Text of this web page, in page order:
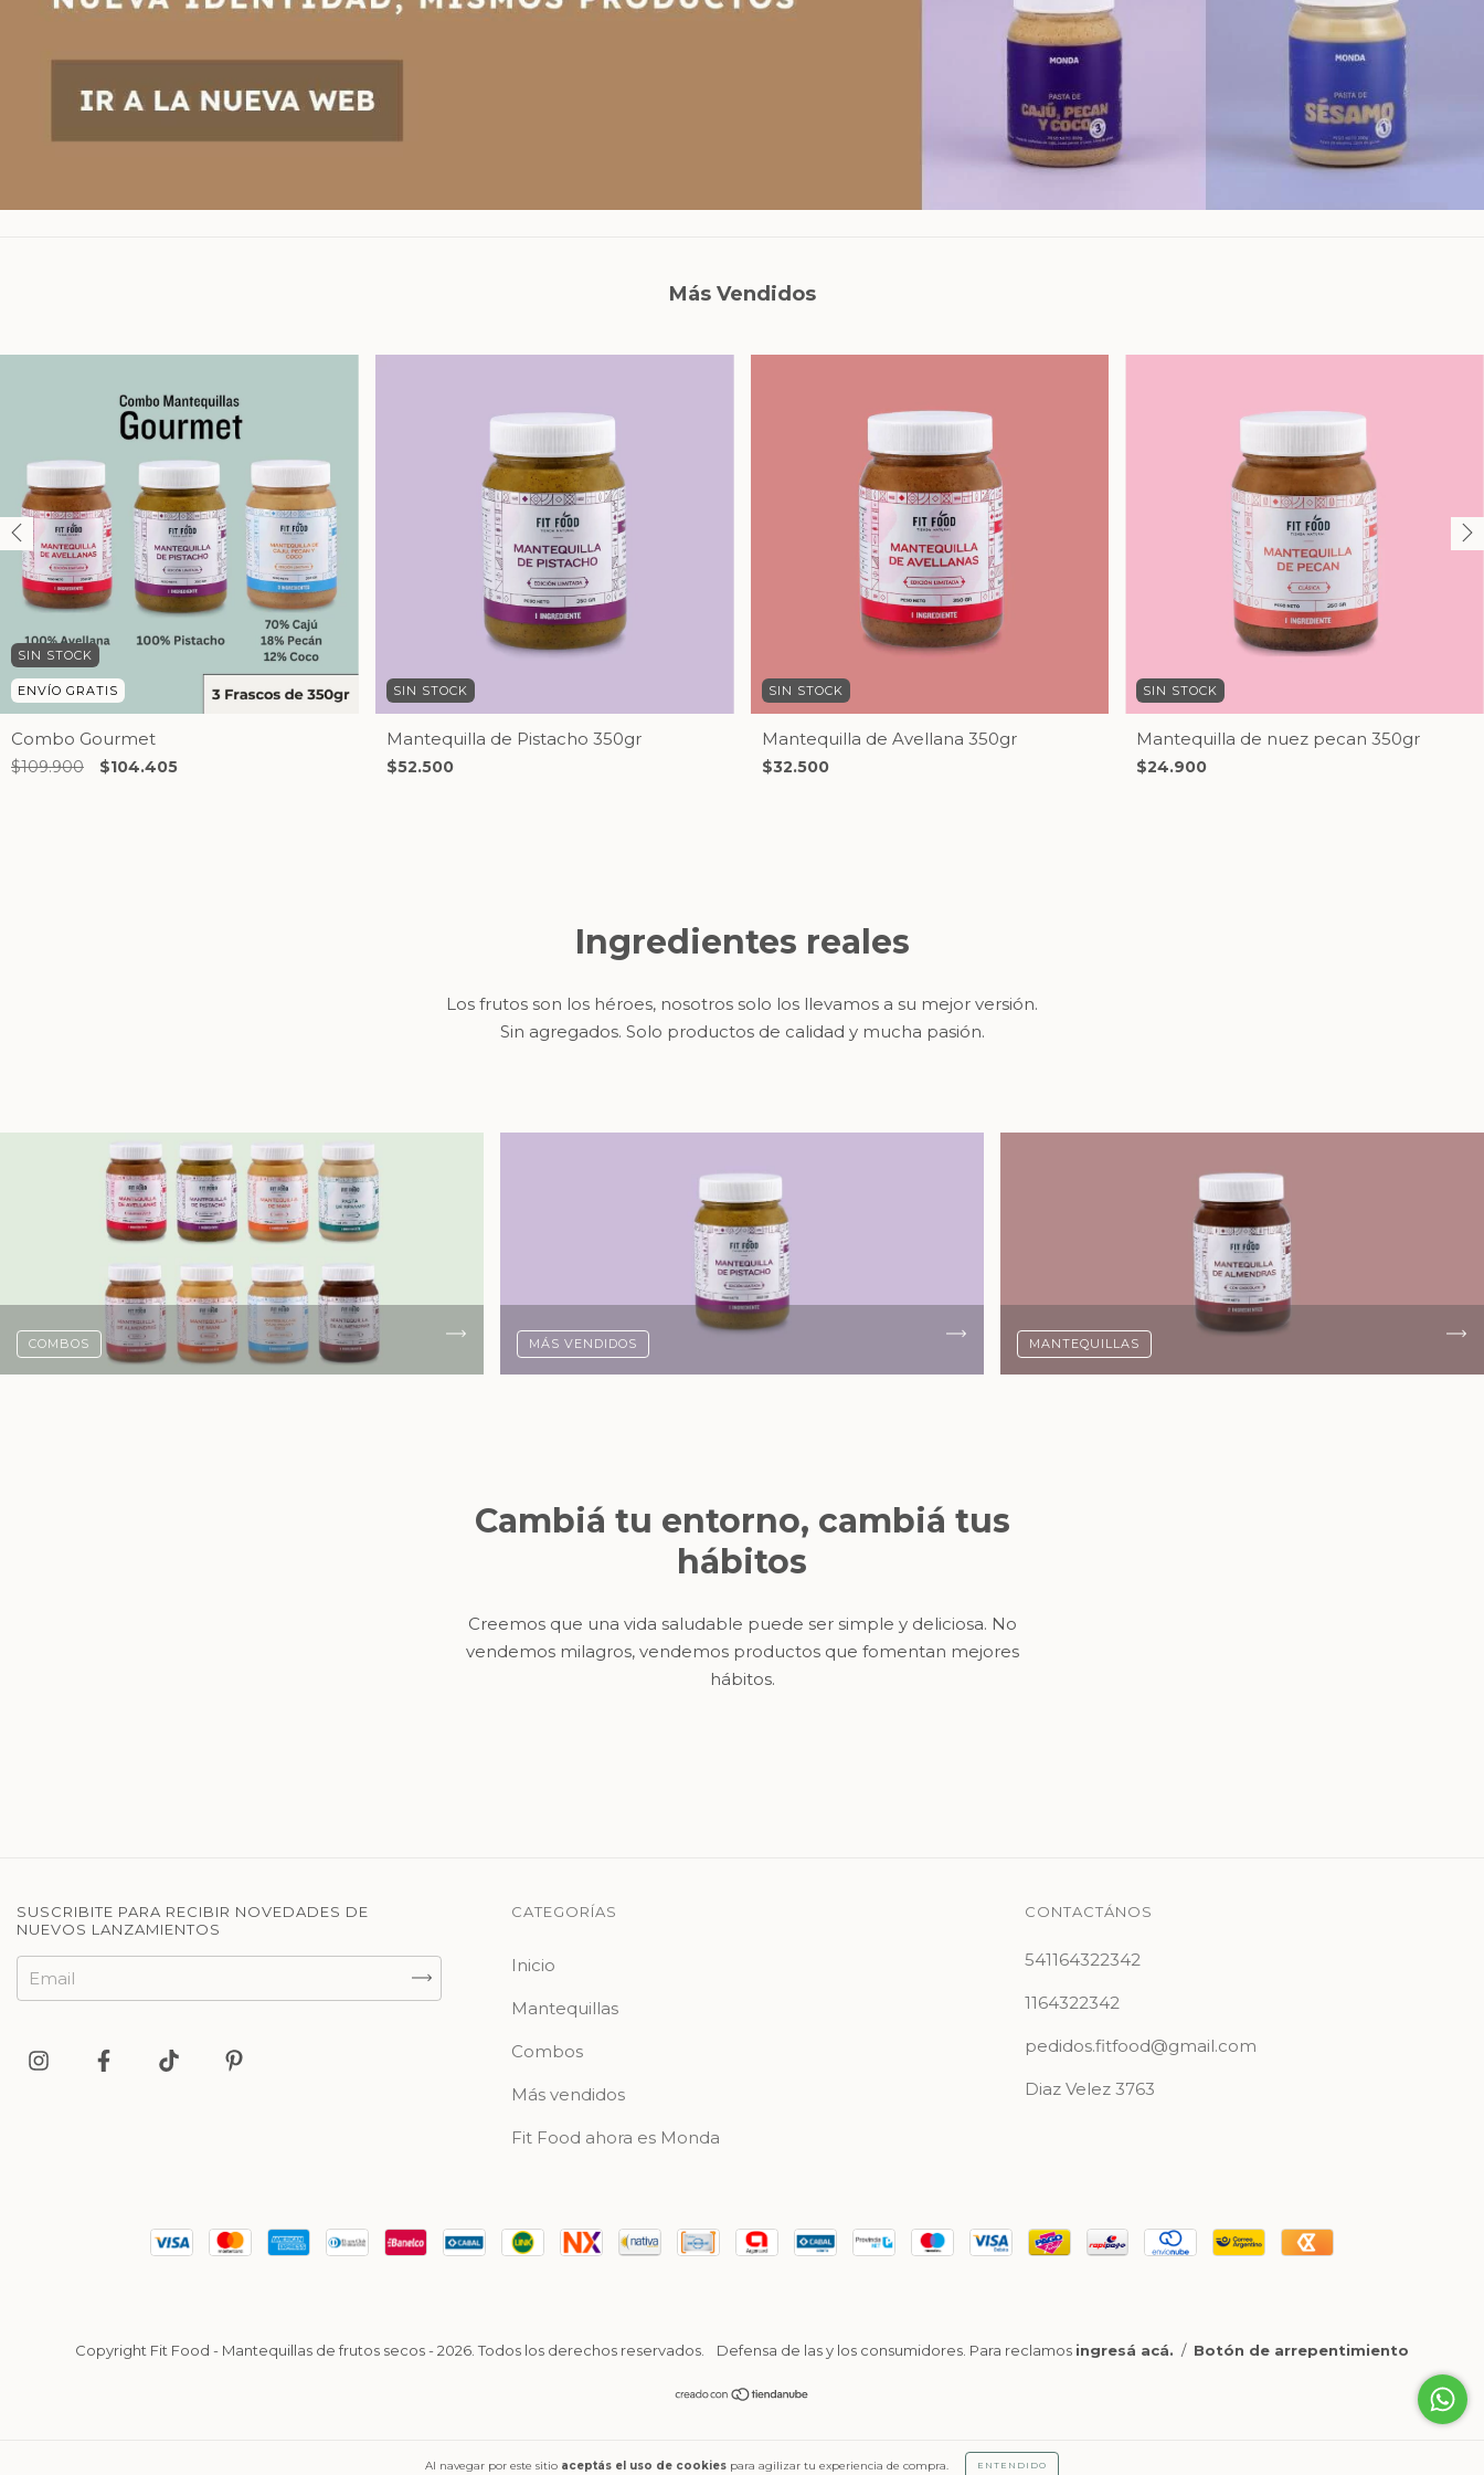
Al navegar por este sitio aceptás el uso de cookies para agilizar tu experiencia de compra. ENTENDIDO
Más Vendidos
SIN STOCK
ENVÍO GRATIS
Combo Gourmet
$109.900 $104.405
SIN STOCK
Mantequilla de Pistacho 350gr
$52.500
SIN STOCK
Mantequilla de Avellana 350gr
$32.500
SIN STOCK
Mantequilla de nuez pecan 350gr
$24.900
Ingredientes reales
Los frutos son los héroes, nosotros solo los llevamos a su mejor versión.
Sin agregados. Solo productos de calidad y mucha pasión.
COMBOS MÁS VENDIDOS MANTEQUILLAS
Cambiá tu entorno, cambiá tus
hábitos
Creemos que una vida saludable puede ser simple y deliciosa. No
vendemos milagros, vendemos productos que fomentan mejores
hábitos.
SUSCRIBITE PARA RECIBIR NOVEDADES DE
NUEVOS LANZAMIENTOS
CATEGORÍAS
Inicio
Mantequillas
Combos
Más vendidos
Fit Food ahora es Monda
CONTACTÁNOS
541164322342
1164322342
pedidos.fitfood@gmail.com
Diaz Velez 3763
Copyright Fit Food - Mantequillas de frutos secos - 2026. Todos los derechos reservados. Defensa de las y los consumidores. Para reclamos ingresá acá. / Botón de arrepentimiento